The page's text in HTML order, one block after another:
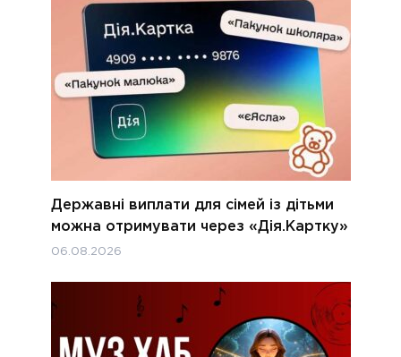
Державні виплати для сімей із дітьми
можна отримувати через «Дія.Картку»
06.08.2026